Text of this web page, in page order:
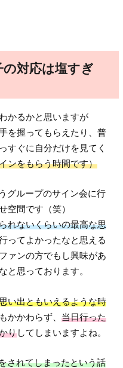
対応は塩すぎ
かるかと思いますが
を握ってもらえたり、普
すぐに自分だけを見てく
ンをもらう時間です）
グループのサイン会に行
空間です（笑）
れないくらいの最高な思
ってよかったなと思える
ァンの方でもし興味があ
と思っております。
い出ともいえるような時
かかわらず、当日行った
りしてしまいますよね。
されてしまったという話